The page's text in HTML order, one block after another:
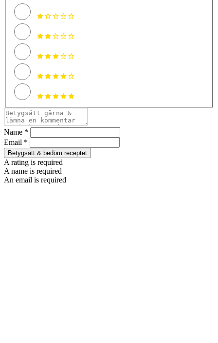
Name *
Email *
Betygsätt & bedöm receptet
A rating is required
A name is required
An email is required